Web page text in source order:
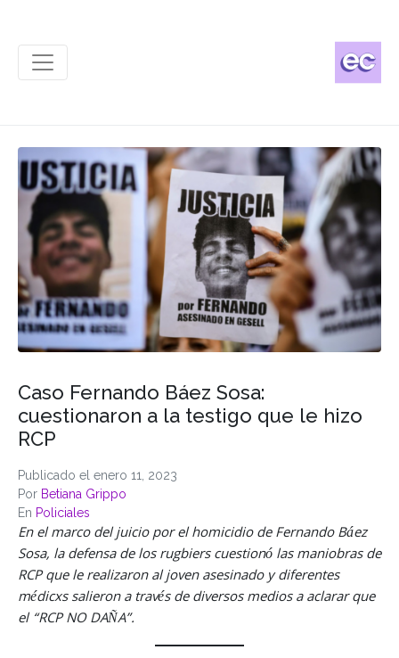
Publicado el enero 11, 2023
Por Betiana Grippo
En Policiales
Caso Fernando Báez Sosa:
cuestionaron a la testigo que le hizo
RCP
En el marco del juicio por el homicidio de Fernando Báez
Sosa, la defensa de los rugbiers cuestionó las maniobras de
RCP que le realizaron al joven asesinado y diferentes
médicxs salieron a través de diversos medios a aclarar que
el “RCP NO DAÑA”.